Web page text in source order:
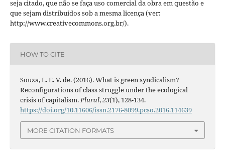
seja citado, que não se faça uso comercial da obra em questão e
que sejam distribuídos sob a mesma licença (ver:
http://www.creativecommons.org.br/).
HOW TO CITE
Souza, L. E. V. de. (2016). What is green syndicalism?
Reconfigurations of class struggle under the ecological
crisis of capitalism.Plural,23(1), 128-134.
https://doi.org/10.11606/issn.2176-8099.pcso.2016.114639
MORE CITATION FORMATS